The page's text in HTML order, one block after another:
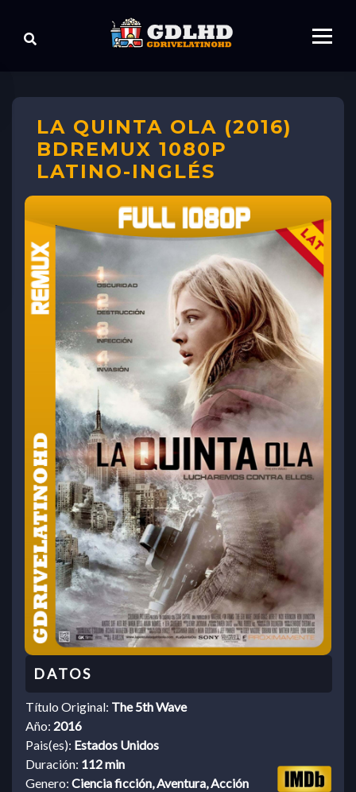
LA QUINTA OLA (2016)
BDREMUX 1080P
LATINO-INGLÉS
Título Original: The 5th Wave
Año: 2016
Pais(es): Estados Unidos
Duración: 112 min
Genero: Ciencia ficción, Aventura, Acción